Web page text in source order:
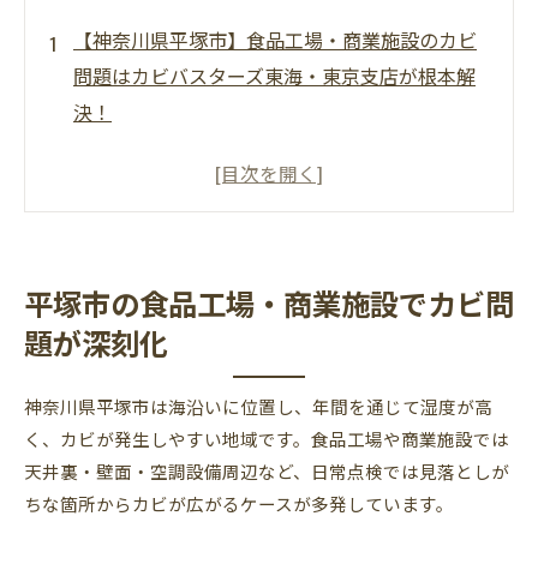
【神奈川県平塚市】食品工場・商業施設のカビ
問題はカビバスターズ東海・東京支店が根本解
決！
食品工場でのカビ被害は経営リスクにも直結
商業施設におけるカビ問題
カビバスターズ東海の「MIST工法®」で根本除
去
自社のHACCPコーディネーター資格保持者が現地
調査から施工までワンストップ対応
平塚市の食品工場・商業施設でカビ問
題が深刻化
神奈川県平塚市は海沿いに位置し、年間を通じて湿度が高
く、カビが発生しやすい地域です。食品工場や商業施設では
天井裏・壁面・空調設備周辺など、日常点検では見落としが
ちな箇所からカビが広がるケースが多発しています。